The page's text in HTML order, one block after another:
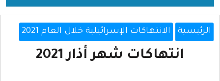
الرئيسية الانتهاكات الإسرائيلية خلال العام 2021
انتهاكات شهر أذار 2021